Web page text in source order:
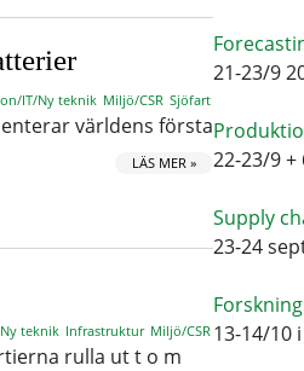
IT/Ny teknik Miljö/CSR Sjöfart
världens första
LÄS MER »
teknik Infrastruktur Miljö/CSR
rulla ut t o m
21-23/9
22-23/9
Supply
23-24
13-14/10